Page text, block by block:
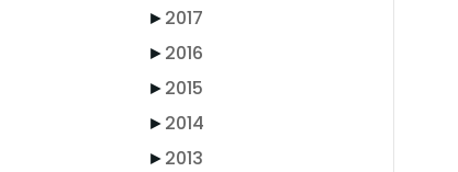
►2017
►2016
►2015
►2014
►2013